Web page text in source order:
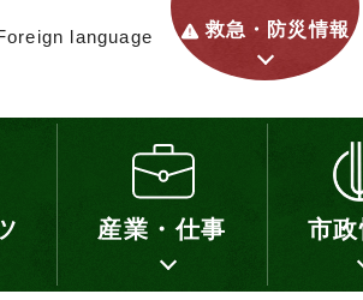
language 救急・防災情報
産業・仕事 市政